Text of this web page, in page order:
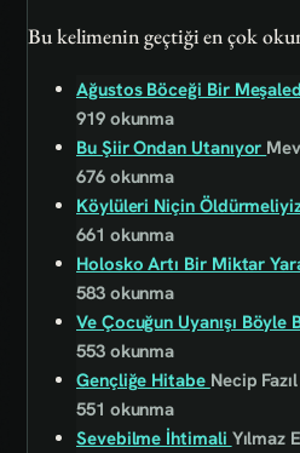
Bu kelimenin geçtiği en çok
Ağustos Böceği Bir
919 okunma
Bu Şiir Ondan Utanıyor
676 okunma
Köylüleri Niçin
661 okunma
Holosko Artı Bir Miktar
583 okunma
Ve Çocuğun Uyanışı Böyle
553 okunma
Gençliğe Hitabe Necip
551 okunma
Sevebilme İhtimali Yılmaz